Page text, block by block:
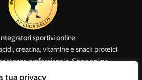
tua privacy
sportivi online
creatina, vitamine e snack proteici
professionale. Shop online
a Roma.